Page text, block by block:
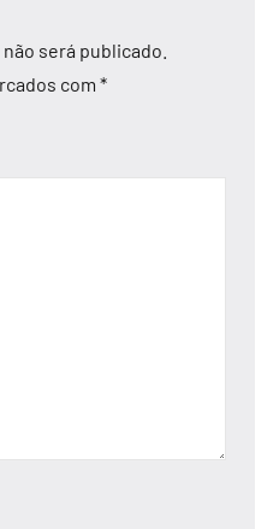
será publicado.
com *